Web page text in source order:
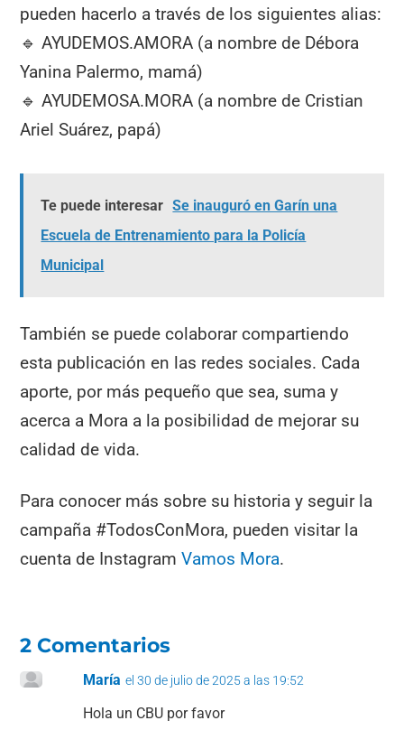
pueden hacerlo a través de los siguientes alias:
🔹 AYUDEMOS.AMORA (a nombre de Débora
Yanina Palermo, mamá)
🔹 AYUDEMOSA.MORA (a nombre de Cristian
Ariel Suárez, papá)
Te puede interesar Se inauguró en Garín una
Escuela de Entrenamiento para la Policía
Municipal
También se puede colaborar compartiendo
esta publicación en las redes sociales. Cada
aporte, por más pequeño que sea, suma y
acerca a Mora a la posibilidad de mejorar su
calidad de vida.
Para conocer más sobre su historia y seguir la
campaña #TodosConMora, pueden visitar la
cuenta de Instagram Vamos Mora.
2 Comentarios
María el 30 de julio de 2025 a las 19:52
Hola un CBU por favor